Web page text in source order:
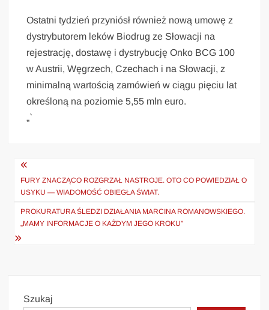
Ostatni tydzień przyniósł również nową umowę z
dystrybutorem leków Biodrug ze Słowacji na
rejestrację, dostawę i dystrybucję Onko BCG 100
w Austrii, Węgrzech, Czechach i na Słowacji, z
minimalną wartością zamówień w ciągu pięciu lat
określoną na poziomie 5,55 mln euro.
„`
Nawigacja
wpisu
FURY ZNACZĄCO ROZGRZAŁ NASTROJE. OTO CO POWIEDZIAŁ O
USYKU — WIADOMOŚĆ OBIEGŁA ŚWIAT.
PROKURATURA ŚLEDZI DZIAŁANIA MARCINA ROMANOWSKIEGO.
„MAMY INFORMACJE O KAŻDYM JEGO KROKU”
Szukaj